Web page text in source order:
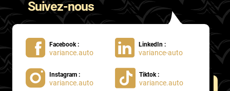
Suivez-nous
Facebook :
variance.auto
LinkedIn :
variance-auto
Instagram :
variance.auto
Tiktok :
variance.auto